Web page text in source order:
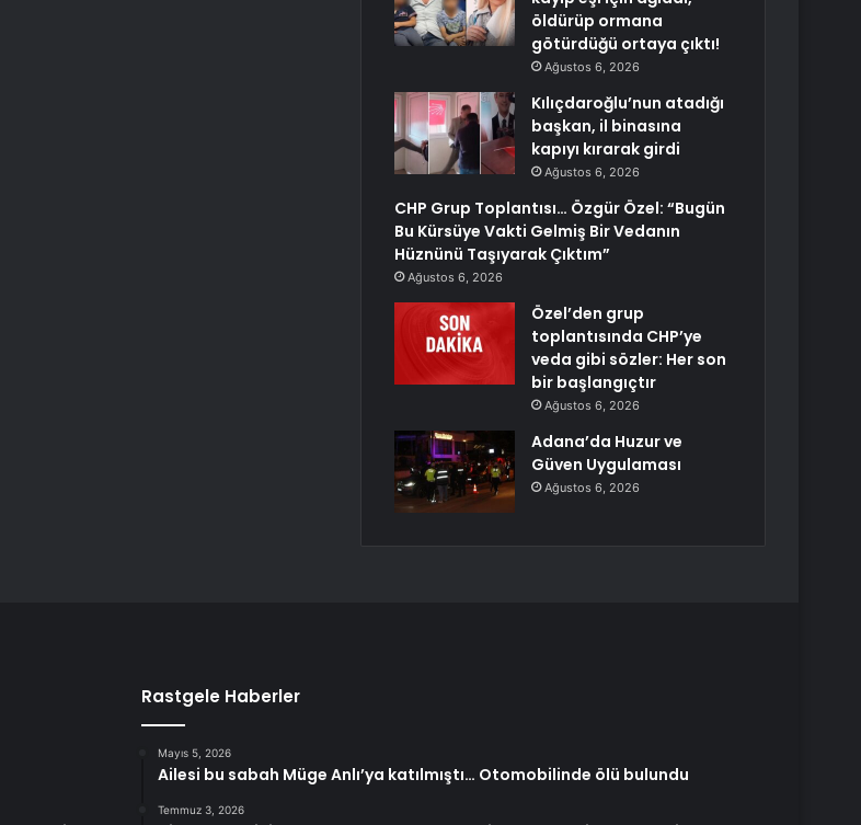
öldürüp ormana
götürdüğü ortaya çıktı!
Ağustos 6, 2026
Kılıçdaroğlu’nun atadığı
başkan, il binasına
kapıyı kırarak girdi
Ağustos 6, 2026
CHP Grup Toplantısı… Özgür Özel: “Bugün
Bu Kürsüye Vakti Gelmiş Bir Vedanın
Hüznünü Taşıyarak Çıktım”
Ağustos 6, 2026
Özel’den grup
toplantısında CHP’ye
veda gibi sözler: Her son
bir başlangıçtır
Ağustos 6, 2026
Adana’da Huzur ve
Güven Uygulaması
Ağustos 6, 2026
Rastgele Haberler
Mayıs 5, 2026
Ailesi bu sabah Müge Anlı’ya katılmıştı… Otomobilinde ölü bulundu
Temmuz 3, 2026